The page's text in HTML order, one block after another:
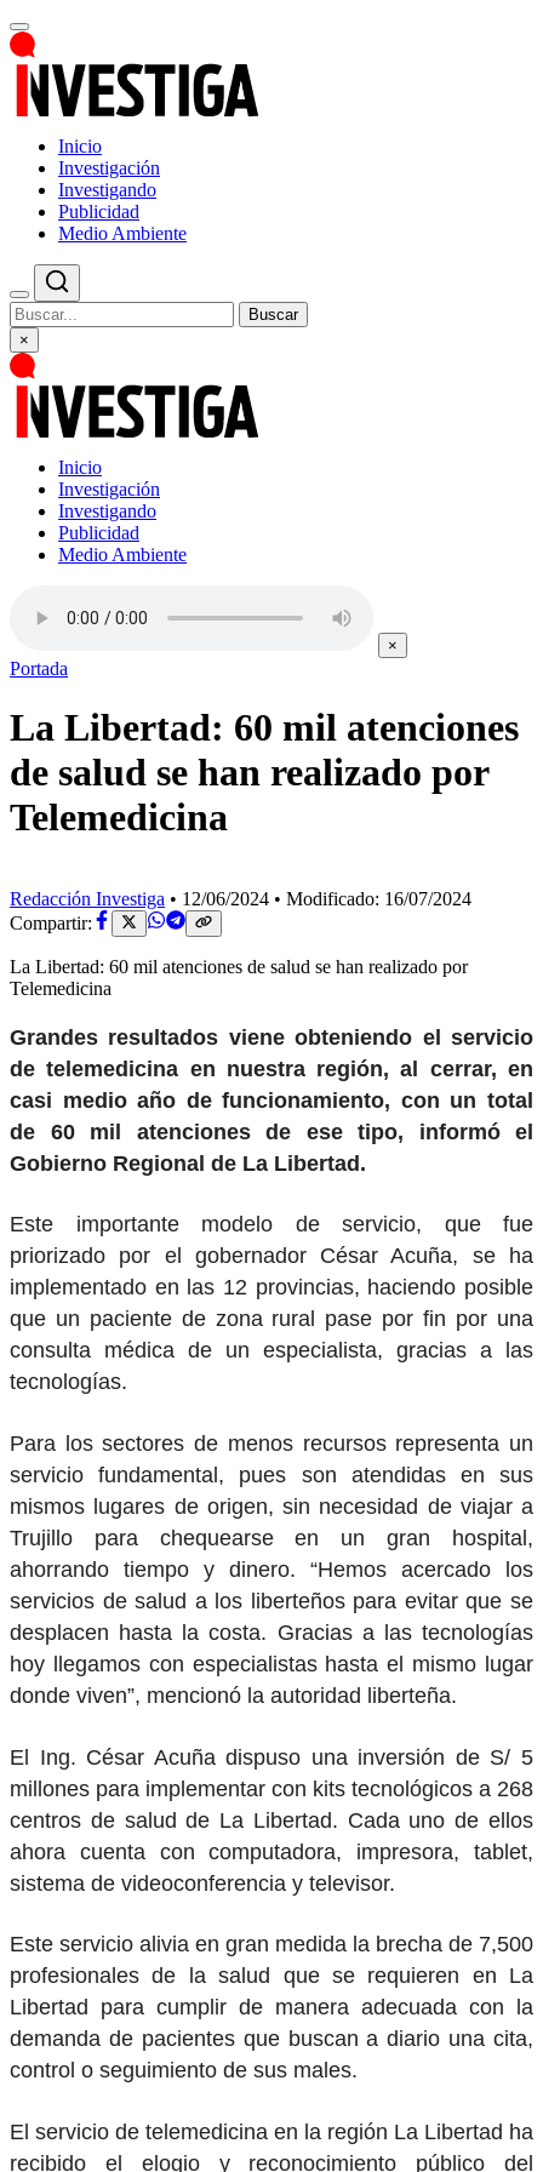
Inicio
Investigación
Investigando
Publicidad
Medio Ambiente
Buscar
×
Inicio
Investigación
Investigando
Publicidad
Medio Ambiente
×
Portada
La Libertad: 60 mil atenciones
de salud se han realizado por
Telemedicina
Redacción Investiga • 12/06/2024 • Modificado: 16/07/2024
Compartir:
La Libertad: 60 mil atenciones de salud se han realizado por
Telemedicina
Grandes resultados viene obteniendo el servicio
de telemedicina en nuestra región, al cerrar, en
casi medio año de funcionamiento, con un total
de 60 mil atenciones de ese tipo, informó el
Gobierno Regional de La Libertad.
Este importante modelo de servicio, que fue
priorizado por el gobernador César Acuña, se ha
implementado en las 12 provincias, haciendo posible
que un paciente de zona rural pase por fin por una
consulta médica de un especialista, gracias a las
tecnologías.
Para los sectores de menos recursos representa un
servicio fundamental, pues son atendidas en sus
mismos lugares de origen, sin necesidad de viajar a
Trujillo para chequearse en un gran hospital,
ahorrando tiempo y dinero. “Hemos acercado los
servicios de salud a los liberteños para evitar que se
desplacen hasta la costa. Gracias a las tecnologías
hoy llegamos con especialistas hasta el mismo lugar
donde viven”, mencionó la autoridad liberteña.
El Ing. César Acuña dispuso una inversión de S/ 5
millones para implementar con kits tecnológicos a 268
centros de salud de La Libertad. Cada uno de ellos
ahora cuenta con computadora, impresora, tablet,
sistema de videoconferencia y televisor.
Este servicio alivia en gran medida la brecha de 7,500
profesionales de la salud que se requieren en La
Libertad para cumplir de manera adecuada con la
demanda de pacientes que buscan a diario una cita,
control o seguimiento de sus males.
El servicio de telemedicina en la región La Libertad ha
recibido el elogio y reconocimiento público del